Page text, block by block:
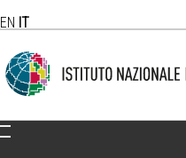
EN IT